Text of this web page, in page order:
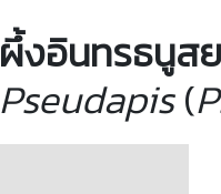
ผึ้งอินทรธนูส
Pseudapis(